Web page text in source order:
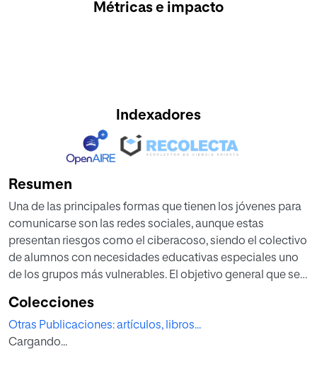
Métricas e impacto
Indexadores
Resumen
Una de las principales formas que tienen los jóvenes para
comunicarse son las redes sociales, aunque estas
presentan riesgos como el ciberacoso, siendo el colectivo
de alumnos con necesidades educativas especiales uno
de los grupos más vulnerables. El objetivo general que se
percepciones de los docentes de Educación Secundaria,
Bachillerato y Formación Profesional sobre el ciberacoso
dirigido a alumnos con necesidades educativas
Colecciones
Otras Publicaciones: artículos, libros...
Cargando...